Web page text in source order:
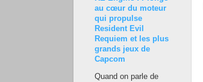
au cœur du moteur
qui propulse
Resident Evil
Requiem et les plus
grands jeux de
Capcom
Quand on parle de